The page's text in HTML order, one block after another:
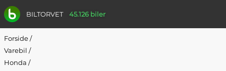
BILTORVET 45.126 biler
Forside/
Varebil /
Honda /